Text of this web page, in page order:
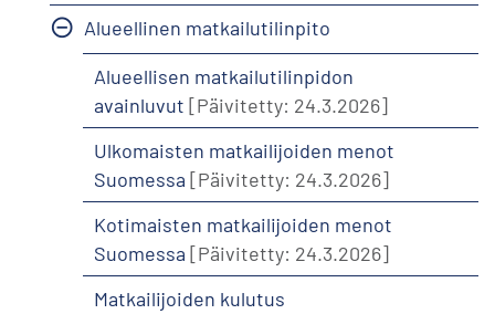
Alueellinen matkailutilinpito
Alueellisen matkailutilinpidon
avainluvut [Päivitetty: 24.3.2026]
Ulkomaisten matkailijoiden menot
Suomessa [Päivitetty: 24.3.2026]
Kotimaisten matkailijoiden menot
Suomessa [Päivitetty: 24.3.2026]
Matkailijoiden kulutus